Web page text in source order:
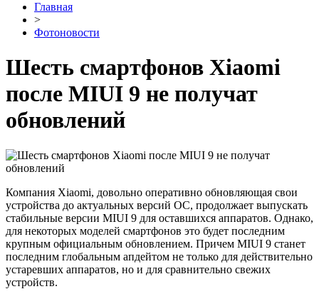
Главная
>
Фотоновости
Шесть смартфонов Xiaomi
после MIUI 9 не получат
обновлений
Компания Xiaomi, довольно оперативно обновляющая свои
устройства до актуальных версий ОС, продолжает выпускать
стабильные версии MIUI 9 для оставшихся аппаратов. Однако,
для некоторых моделей смартфонов это будет последним
крупным официальным обновлением. Причем MIUI 9 станет
последним глобальным апдейтом не только для действительно
устаревших аппаратов, но и для сравнительно свежих
устройств.